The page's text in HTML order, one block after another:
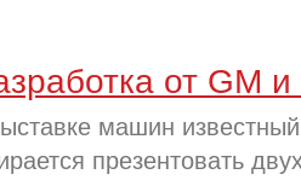
от GM
машин
презентовать